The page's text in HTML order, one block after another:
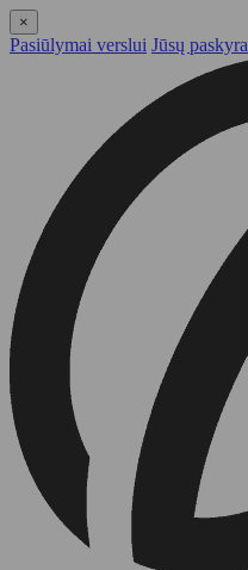
×
Pasiūlymai verslui Jūsų paskyra